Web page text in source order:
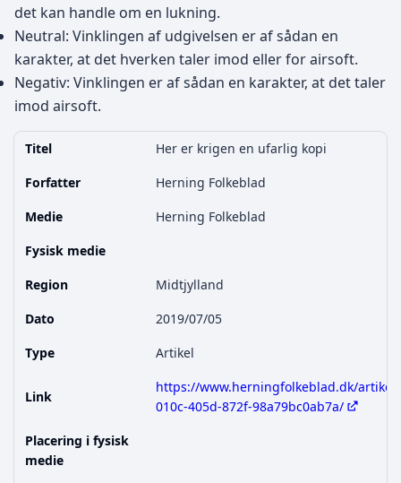
det kan handle om en lukning.
Neutral: Vinklingen af udgivelsen er af sådan en
karakter, at det hverken taler imod eller for airsoft.
Negativ: Vinklingen er af sådan en karakter, at det taler
imod airsoft.
Titel
Her er krigen en ufarlig kopi
Forfatter
Herning Folkeblad
Medie
Herning Folkeblad
Fysisk medie
Region
Midtjylland
Dato
2019/07/05
Type
Artikel
Link
https://www.herningfolkeblad.dk/artikel/
010c-405d-872f-98a79bc0ab7a/
Placering i fysisk
medie